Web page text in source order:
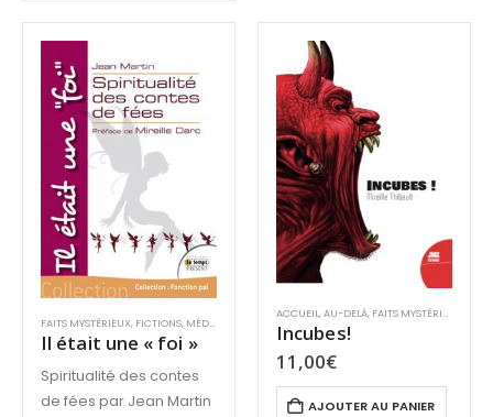
FAITS MYSTÉRIEUX, FICTIONS, MÉDIUMNITÉ SURVIE ANIMALE
Il était une « foi »
Spiritualité des contes
de fées par Jean Martin
ACCUEIL,AU-DELÀ, FAITS MYSTÉRIEUX
Incubes!
11,00€
AJOUTER AU PANIER